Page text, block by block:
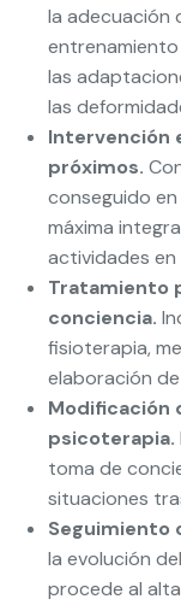
la adecuación
las
las
Intervención
próximos.
conseguido
máxima
actividades
Tratamiento
conciencia.
fisioterapia,
elaboración
Modificación
psicoterapia.
toma de
situaciones
Seguimiento
la evolución
procede al